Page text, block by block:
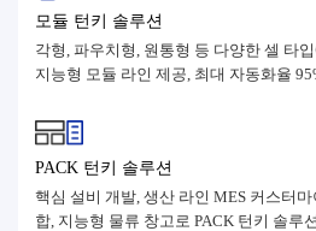
모듈 턴키 솔루션
각형, 파우치형, 원통형 등 다양한 셀 타
지능형 모듈 라인 제공, 최대 자동화율
PACK 턴키 솔루션
핵심 설비 개발, 생산 라인 MES 커스터
합, 지능형 물류 창고로 PACK 턴키 솔루